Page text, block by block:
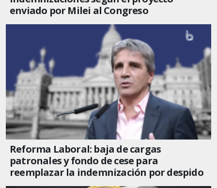
enviado por Milei al Congreso
Reforma Laboral: baja de cargas
patronales y fondo de cese para
reemplazar la indemnización por despido